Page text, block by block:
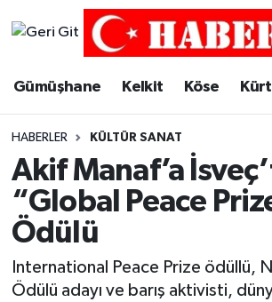
Gümüşhane Kelkit Köse
HABERLER KÜLTÜR SANAT
Akif Manaf’a
“Global Peace
Ödülü
International Peace Prize ödüllü,
Ödülü adayı ve barış aktivisti,
Merkez Trafik Yoğunluk
Süper Lig Puan Durumu ve
Tüm Manşetler
Haber Arşivi